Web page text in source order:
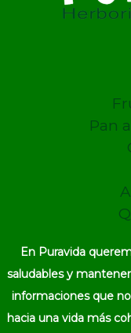
Pan
En Puravida
saludables y
informaciones que
hacia una vida más